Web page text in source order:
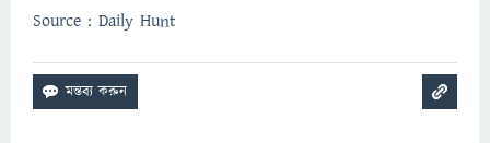
Source : Daily Hunt